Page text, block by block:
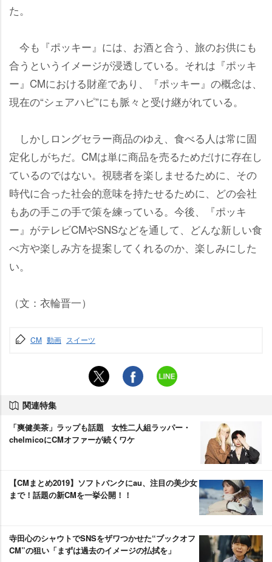
た。
今も『ポッキー』には、お酒と合う、旅のお供にも
合うというイメージが浸透している。それは『ポッキ
ー』CMにおける財産であり、『ポッキー』の概念は、
現在の“シェアハピ”にも脈々と受け継がれている。
しかしロングセラー商品のゆえ、食べる人は常に固
定化しがちだ。CMは単に商品を売るためだけに存在し
ているのではない。視聴者を楽しませるために、その
時代に合った社会的意味を持たせるために、どの会社
もあの手この手で策を練っている。今後、『ポッキ
ー』がテレビCMやSNSなどを通して、どんな新しい食
べ方や楽しみ方を提案してくれるのか、楽しみにした
い。
（文：衣輪晋一）
CM 動画 スイーツ
関連特集
「爽健美茶」ラップも話題 女性二人組ラッパー・
chelmicoにCMオファーが続くワケ
【CMまとめ2019】ソフトバンクにau、注目の美少女
まで！話題の新CMを一挙公開！！
寺田心のシャウトでSNSをザワつかせた“ブックオフ
CM”の狙い「まずは過去のイメージの払拭を」